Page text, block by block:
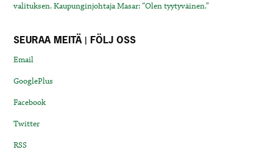
valituksen. Kaupunginjohtaja Masar: “Olen tyytyväinen.”
SEURAA MEITÄ | FÖLJ OSS
Email
GooglePlus
Facebook
Twitter
RSS